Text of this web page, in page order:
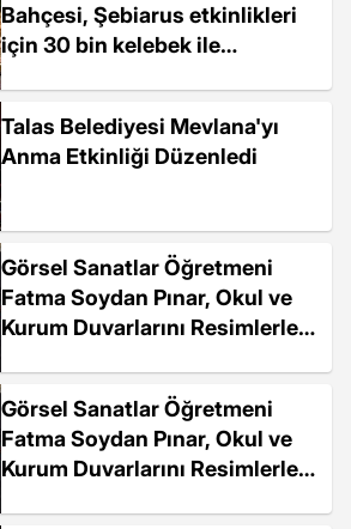
Bahçesi, Şebiarus etkinlikleri
için 30 bin kelebek ile
Talas Belediyesi Mevlana'yı
Anma Etkinliği Düzenledi
Görsel Sanatlar Öğretmeni
Fatma Soydan Pınar, Okul ve
Kurum Duvarlarını Resimlerle
Görsel Sanatlar Öğretmeni
Fatma Soydan Pınar, Okul ve
Kurum Duvarlarını Resimlerle